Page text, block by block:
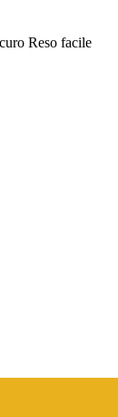
Reso facile